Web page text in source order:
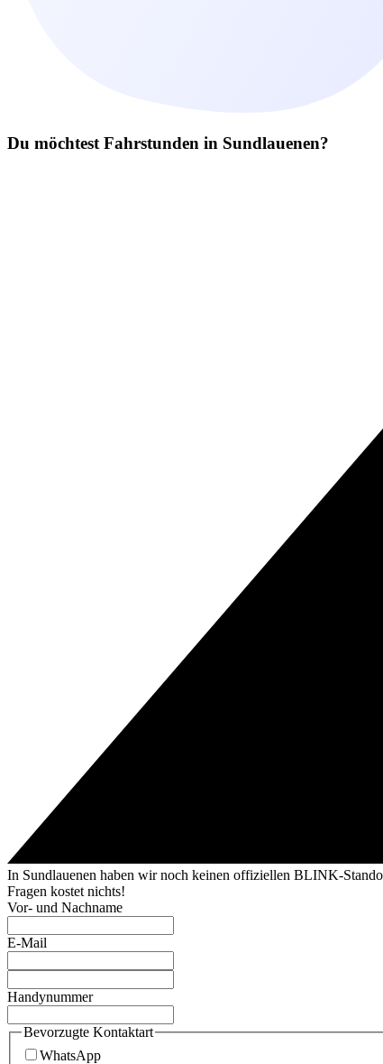
Du möchtest Fahrstunden in Sundlauenen?
In Sundlauenen haben wir noch keinen offiziellen BLINK-
Fragen kostet nichts!
Vor- und Nachname
E-Mail
Handynummer
Bevorzugte Kontaktart
WhatsApp